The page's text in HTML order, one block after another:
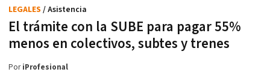
El trámite con la SUBE para pagar 55%
menos en colectivos, subtes y trenes
LEGALES / Asistencia
PoriProfesional